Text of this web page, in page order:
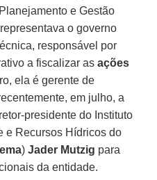
e Gestão
representava o governo
responsável por
a fiscalizar asações
ela é gerente de
em julho, a
presidente do Instituto
e Recursos Hídricos do
Iema)Jader Mutzig para
da entidade.